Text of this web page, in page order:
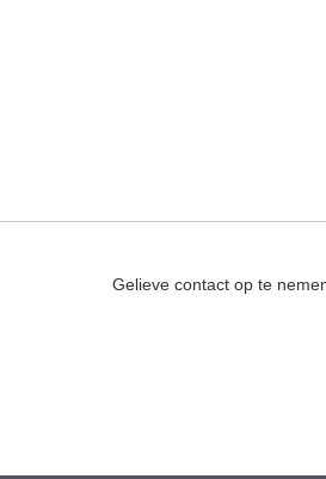
Gelieve contact op te